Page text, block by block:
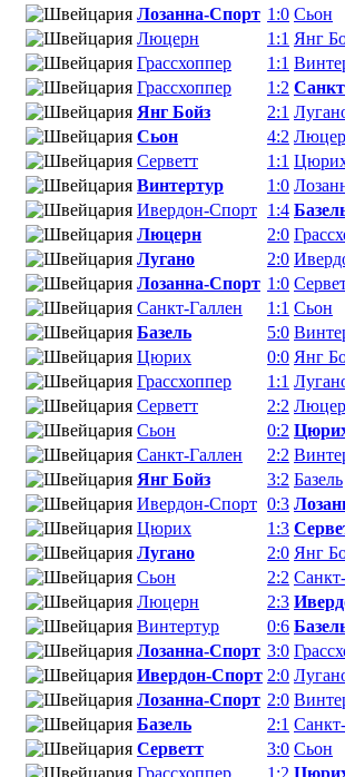
Лозанна-Спорт 1:0 Сьон
Люцерн
1:1 Янг
Грассхоппер
1:1
Грассхоппер
1:2
Янг Бойз
2:1
Сьон
4:2
Серветт
1:1
Винтертур
1:0
Ивердон-Спорт 1:4
Люцерн
2:0
Лугано
2:0
Лозанна-Спорт 1:0
Санкт-Галлен
1:1 Сьон
Базель
5:0
Цюрих
0:0 Янг
Грассхоппер
1:1
Серветт
2:2
Сьон
0:2
Санкт-Галлен
2:2
Янг Бойз
3:2 Базель
Ивердон-Спорт 0:3
Цюрих
1:3
Лугано
2:0 Янг
Сьон
2:2
Люцерн
2:3
Винтертур
0:6
Лозанна-Спорт 3:0
Ивердон-Спорт 2:0
Лозанна-Спорт 2:0
Базель
2:1
Серветт
3:0 Сьон
Грассхоппер
1:2